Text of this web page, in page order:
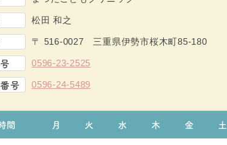
松田 和之
〒 516-0027 三重県伊勢市桜木町85-180
0596-23-2525
号 0596-24-5489
間 月 火 水 木 金 土